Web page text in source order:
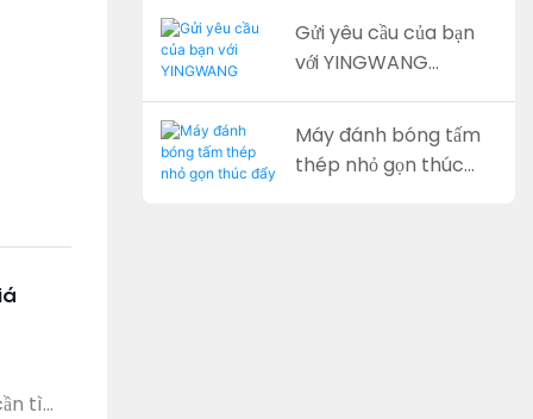
tìm
mới nhất của chúng
tôi và nhận các ưu đãi
độc quyền
Gửi yêu cầu của bạn
với YINGWANG
báo giá miễn phí
Máy đánh bóng tấm
thép nhỏ gọn thúc